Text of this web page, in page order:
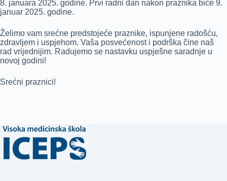
8. januara 2025. godine. Prvi radni dan nakon praznika biće 9.
januar 2025. godine.
Želimo vam srećne predstojeće praznike, ispunjene radošću,
zdravljem i uspjehom. Vaša posvećenost i podrška čine naš
rad vrijednijim. Radujemo se nastavku uspješne saradnje u
novoj godini!
Srećni praznici!